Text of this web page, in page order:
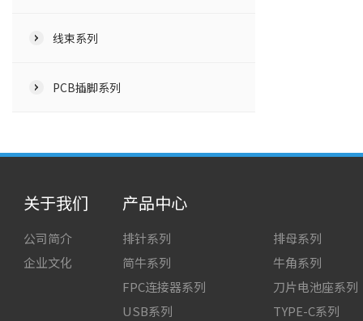
线束系列
PCB插脚系列
关于我们
公司简介
企业文化
产品中心
排针系列
排母系列
简牛系列
牛角系列
FPC连接器系列
刀片电池座系列
USB系列
TYPE-C系列